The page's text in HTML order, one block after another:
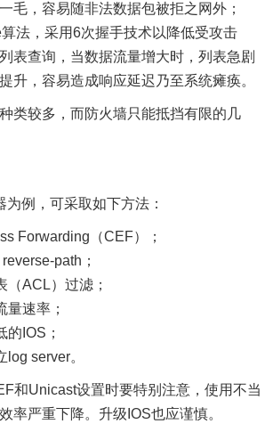
毛，容易随非法数据包被拒之网外；
，采用6次握手技术以降低受攻击
表查询，当数据流量增大时，列表急剧
升，容易造成响应延迟乃至系统瘫痪。
较多，而防火墙只能抵挡有限的几
例，可采取如下方法：
（CEF）；
path；
ACL）过滤；
速率；
IOS；
server。
Unicast设置时要特别注意，使用不当
率严重下降。升级IOS也应谨慎。